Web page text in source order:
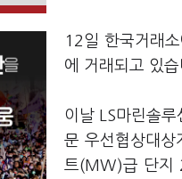
12일 한국거래
에 거래되고 있
이날 LS마린솔
문 우선협상대
트(MW)급 단지